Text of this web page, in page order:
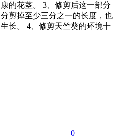
的花茎。 3、修剪后这一部分
剪掉至少三分之一的长度，也
长。 4、修剪天竺葵的环境十
0